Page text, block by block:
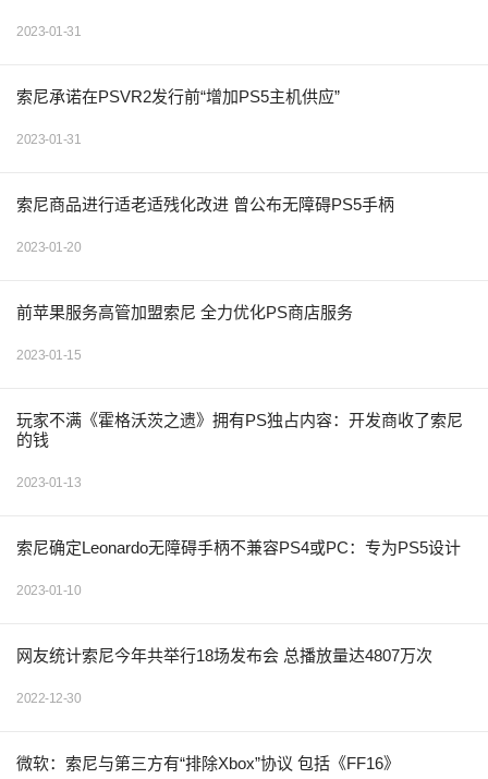
2023-01-31
索尼承诺在PSVR2发行前“增加PS5主机供应”
2023-01-31
索尼商品进行适老适残化改进 曾公布无障碍PS5手柄
2023-01-20
前苹果服务高管加盟索尼 全力优化PS商店服务
2023-01-15
玩家不满《霍格沃茨之遗》拥有PS独占内容：开发商收了索尼
的钱
2023-01-13
索尼确定Leonardo无障碍手柄不兼容PS4或PC：专为PS5设计
2023-01-10
网友统计索尼今年共举行18场发布会 总播放量达4807万次
2022-12-30
微软：索尼与第三方有“排除Xbox”协议 包括《FF16》